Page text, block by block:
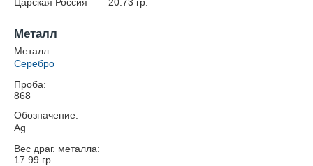
Металл
Металл:
Серебро
Проба:
868
Обозначение:
Ag
Вес драг. металла:
17.99 гр.